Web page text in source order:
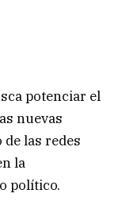
potenciar el
nuevas
las redes
la
político.